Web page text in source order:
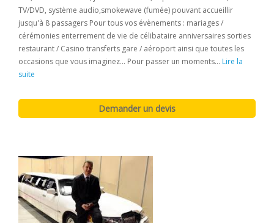
TV/DVD, système audio,smokewave (fumée) pouvant accueillir
jusqu'à 8 passagers Pour tous vos évènements : mariages /
cérémonies enterrement de vie de célibataire anniversaires sorties
restaurant / Casino transferts gare / aéroport ainsi que toutes les
occasions que vous imaginez... Pour passer un moments... Lire la
suite